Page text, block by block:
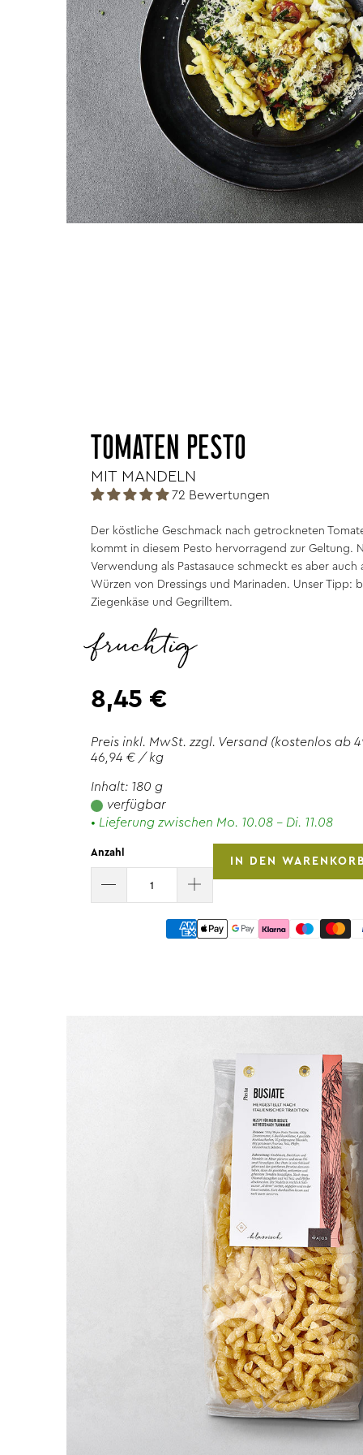
TOMATEN PESTO
MIT MANDELN
72 Bewertungen
Der köstliche Geschmack nach getrockneten
kommt in diesem Pesto hervorragend zur Geltung.
Verwendung als Pastasauce schmeckt es aber auch
Würzen von Dressings und Marinaden. Unser Tipp:
Ziegenkäse und Gegrilltem.
fruchtig
8,45 €
Preis inkl. MwSt. zzgl. Versand (kostenlos ab
46,94 € / kg
Inhalt: 180 g
verfügbar
• Lieferung zwischen Mo. 10.08 - Di. 11.08
Anzahl
IN DEN